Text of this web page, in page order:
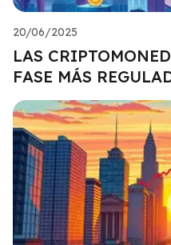
20/06/2025
LAS
FASE MÁS